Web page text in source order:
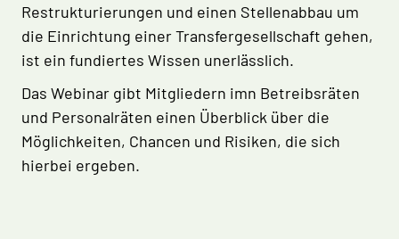
Restrukturierungen und einen Stellenabbau um
die Einrichtung einer Transfergesellschaft gehen,
ist ein fundiertes Wissen unerlässlich.
Das Webinar gibt Mitgliedern imn Betreibsräten
und Personalräten einen Überblick über die
Möglichkeiten, Chancen und Risiken, die sich
hierbei ergeben.